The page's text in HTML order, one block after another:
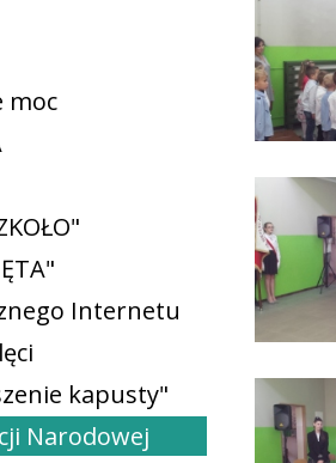
moc
Internetu
kapusty"
Narodowej